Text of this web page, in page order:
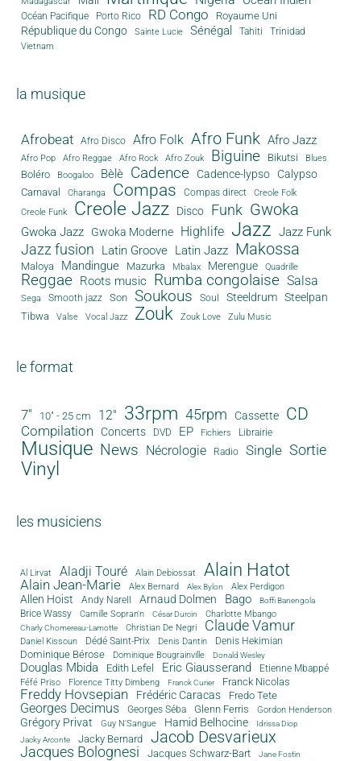
Océan Pacifique Porto Rico RD Congo Royaume Uni
République du Congo Sainte Lucie Sénégal Tahiti Trinidad
Vietnam
la musique
Afrobeat Afro Disco Afro Folk Afro Funk Afro Jazz
Afro Pop Afro Reggae Afro Rock Afro Zouk Biguine Bikutsi Blues
Boléro Boogaloo Bèlè Cadence Cadence-lypso Calypso
Carnaval Charanga Compas Compas direct
Creole Folk
Creole Funk
Creole Jazz Disco Funk Gwoka
Gwoka Jazz Gwoka Moderne Highlife Jazz Jazz Funk
Jazz fusion Latin Groove Latin Jazz Makossa
Maloya Mandingue Mazurka Mbalax Merengue Quadrille
Reggae Roots music Rumba congolaise Salsa
Sega Smooth jazz Son Soukous Soul Steeldrum Steelpan
Tibwa Valse Vocal Jazz Zouk Zouk Love Zulu Music
le format
7" 10" - 25 cm 12" 33rpm 45rpm Cassette CD
Compilation Concerts DVD EP Fichiers Librairie
Musique News Nécrologie Radio Single Sortie
Vinyl
les musiciens
Al Lirvat Aladji Touré Alain Debiossat Alain Hatot
Alain Jean-Marie Alex Bernard Alex Bylon Alex Perdigon
Allen Hoist Andy Narell Arnaud Dolmen Bago Boffi Banengola
Brice Wassy Camille Sopran'n César Durcin Charlotte Mbango
Charly Chomereau-Lamotte Christian De Negri Claude Vamur
Daniel Kissoun Dédé Saint-Prix Denis Dantin Denis Hekimian
Dominique Bérose Dominique Bougrainville Donald Wesley
Douglas Mbida Edith Lefel Eric Giausserand Etienne Mbappé
Féfé Priso Florence Titty Dimbeng Franck Curier Franck Nicolas
Freddy Hovsepian Frédéric Caracas Fredo Tete
Georges Decimus Georges Séba Glenn Ferris Gordon Henderson
Grégory Privat Guy N'Sangue Hamid Belhocine
Idrissa Diop
Jacky Arconte
Jacky Bernard Jacob Desvarieux
Jacques Bolognesi Jacques Schwarz-Bart Jane Fostin